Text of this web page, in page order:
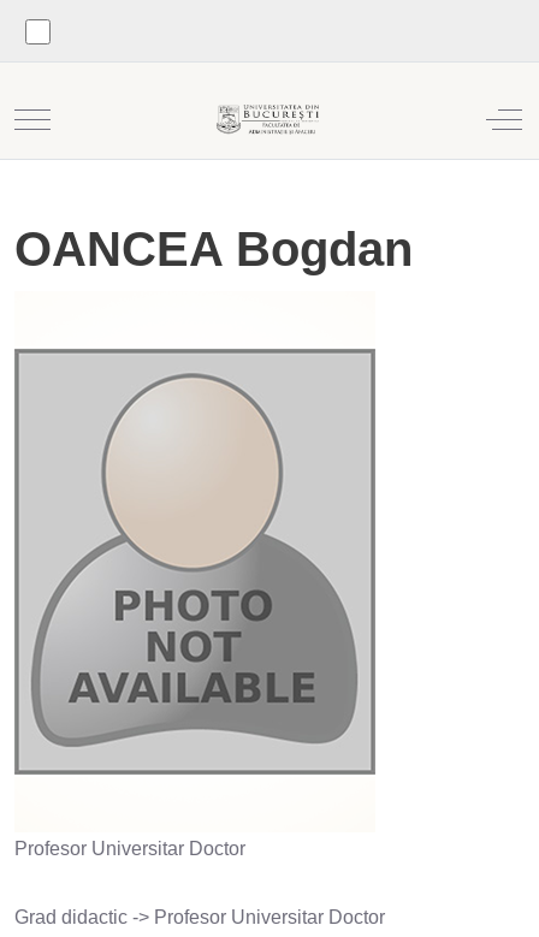
Mobile Menu Toggle Off-
OANCEA Bogdan
Profesor Universitar Doctor
Grad didactic -> Profesor Universitar Doctor